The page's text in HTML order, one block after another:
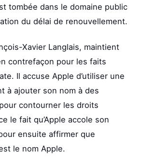
tombée dans le domaine public
du délai de renouvellement.
Xavier Langlais, maintient
contrefaçon pour les faits
Il accuse Apple d’utiliser une
à ajouter son nom à des
contourner les droits
le fait qu’Apple accole son
ensuite affirmer que
le nom Apple.